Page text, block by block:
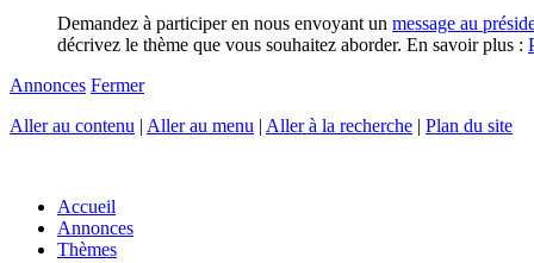
Demandez à participer en nous envoyant un message au
décrivez le thème que vous souhaitez aborder. En savoir plus :
Annonces Fermer
Aller au contenu | Aller au menu | Aller à la recherche | Plan du site
Accueil
Annonces
Thèmes